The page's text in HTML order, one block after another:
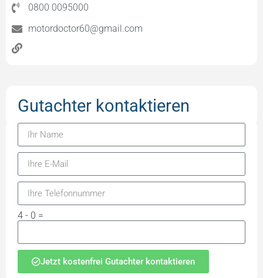
0800 0095000
motordoctor60@gmail.com
Gutachter kontaktieren
4 - 0 =
Jetzt kostenfrei Gutachter kontaktieren